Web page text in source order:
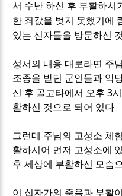
서 수난 하신 후 부활하시
한 죄값을 벗지 못했기에
있는 신자들을 방문하신
성서의 내용 대로라면 주
조종을 받던 군인들과 악
신 후 골고타에서 오후3
활하신 것으로 되어 있다
그런데 주님의 고성소 체
활하시어 먼저 고성소에
후 세상에 부활하신 모습
이 십자가의 죽음과 부활